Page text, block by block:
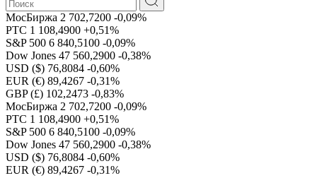
МосБиржа 2 702,7200 -0,09%
РТС 1 108,4900 +0,51%
S&P 500 6 840,5100 -0,09%
Dow Jones 47 560,2900 -0,38%
USD ($) 76,8084 -0,60%
EUR (€) 89,4267 -0,31%
GBP (£) 102,2473 -0,83%
МосБиржа 2 702,7200 -0,09%
РТС 1 108,4900 +0,51%
S&P 500 6 840,5100 -0,09%
Dow Jones 47 560,2900 -0,38%
USD ($) 76,8084 -0,60%
EUR (€) 89,4267 -0,31%